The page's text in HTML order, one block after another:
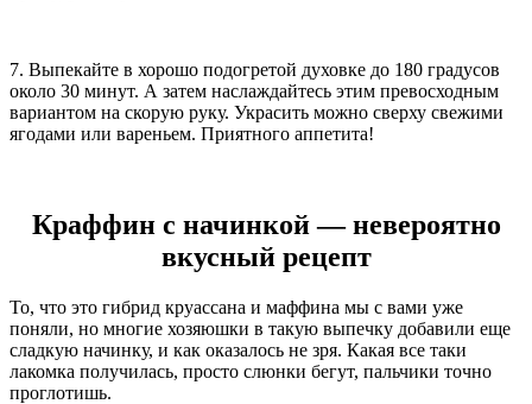
7. Выпекайте в хорошо подогретой духовке до 180 градусов
около 30 минут. А затем наслаждайтесь этим превосходным
вариантом на скорую руку. Украсить можно сверху свежими
ягодами или вареньем. Приятного аппетита!
Краффин с начинкой — невероятно
вкусный рецепт
То, что это гибрид круассана и маффина мы с вами уже
поняли, но многие хозяюшки в такую выпечку добавили еще
сладкую начинку, и как оказалось не зря. Какая все таки
лакомка получилась, просто слюнки бегут, пальчики точно
проглотишь.